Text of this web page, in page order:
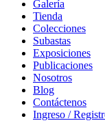
Galería
Tienda
Colecciones
Subastas
Exposiciones
Publicaciones
Nosotros
Blog
Contáctenos
Ingreso /